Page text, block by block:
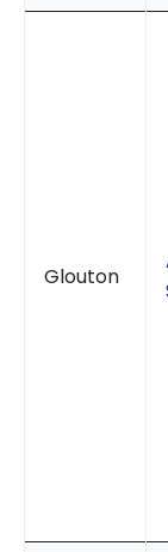
Glouton